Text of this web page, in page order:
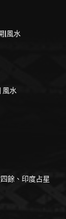
|風水
風水
餘、印度占星